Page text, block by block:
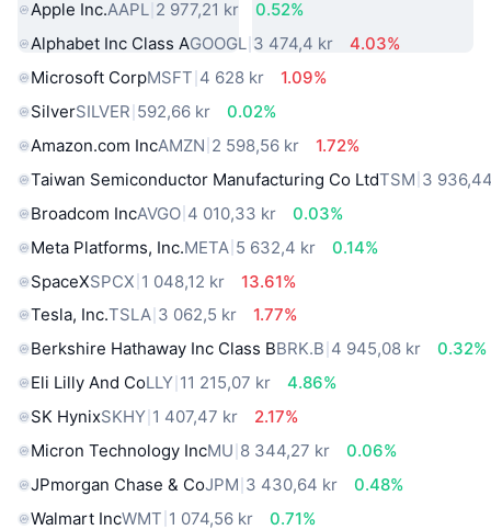
Apple Inc.AAPL 2 977,21 kr
0.52%
Alphabet Inc Class AGOOGL 3 474,4 kr
4.03%
Microsoft CorpMSFT 4 628 kr
1.09%
SilverSILVER 592,66 kr
0.02%
Amazon.com IncAMZN 2 598,56 kr
1.72%
Taiwan Semiconductor Manufacturing Co LtdTSM 3
Broadcom IncAVGO 4 010,33 kr
0.03%
Meta Platforms, Inc.META 5 632,4 kr
0.14%
SpaceXSPCX 1 048,12 kr
13.61%
Tesla, Inc.TSLA 3 062,5 kr
1.77%
Berkshire Hathaway Inc Class BBRK.B 4 945,08 kr
0.32%
Eli Lilly And CoLLY 11 215,07 kr
4.86%
SK HynixSKHY 1 407,47 kr
2.17%
Micron Technology IncMU 8 344,27 kr
0.06%
JPmorgan Chase & CoJPM 3 430,64 kr
0.48%
Walmart IncWMT 1 074,56 kr 0.71%